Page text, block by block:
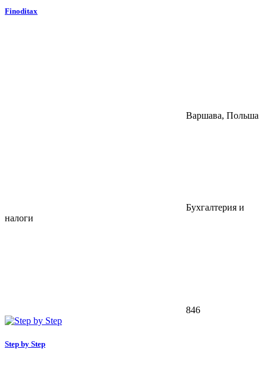
Finoditax
Варшава, Польша
Бухгалтерия и
налоги
846
Step by Step